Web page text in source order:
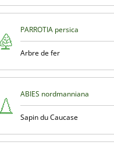
PARROTIA persica
Arbre de fer
ABIES nordmanniana
Sapin du Caucase